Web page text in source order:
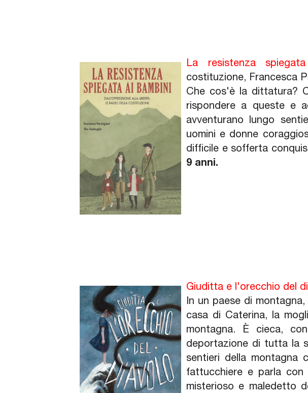
La resistenza
costituzione, Francesca
Che cos'è la dittatura?
rispondere a queste e
avventurano lungo
uomini e donne
difficile e sofferta
9 anni.
Giuditta e l'orecchio del
In un paese di
casa di Caterina, la
montagna. È cieca,
deportazione di tutta la
sentieri della montagna
fattucchiere e parla con
misterioso e maledetto